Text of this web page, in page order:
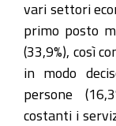
vari settori
primo posto
(33,9%), così
in modo
persone
costanti i